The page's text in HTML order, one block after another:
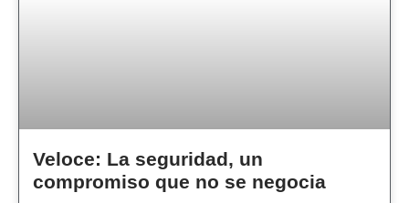
Veloce: La seguridad, un
compromiso que no se negocia